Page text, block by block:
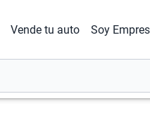
Vende tu auto Soy